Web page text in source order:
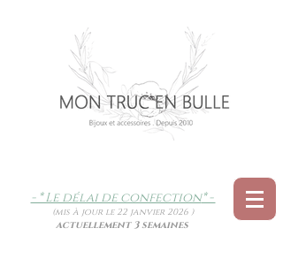
- * Le délai de confection* -
(mis à jour le 22 janvier 2026 )
actuellement 3 semaines